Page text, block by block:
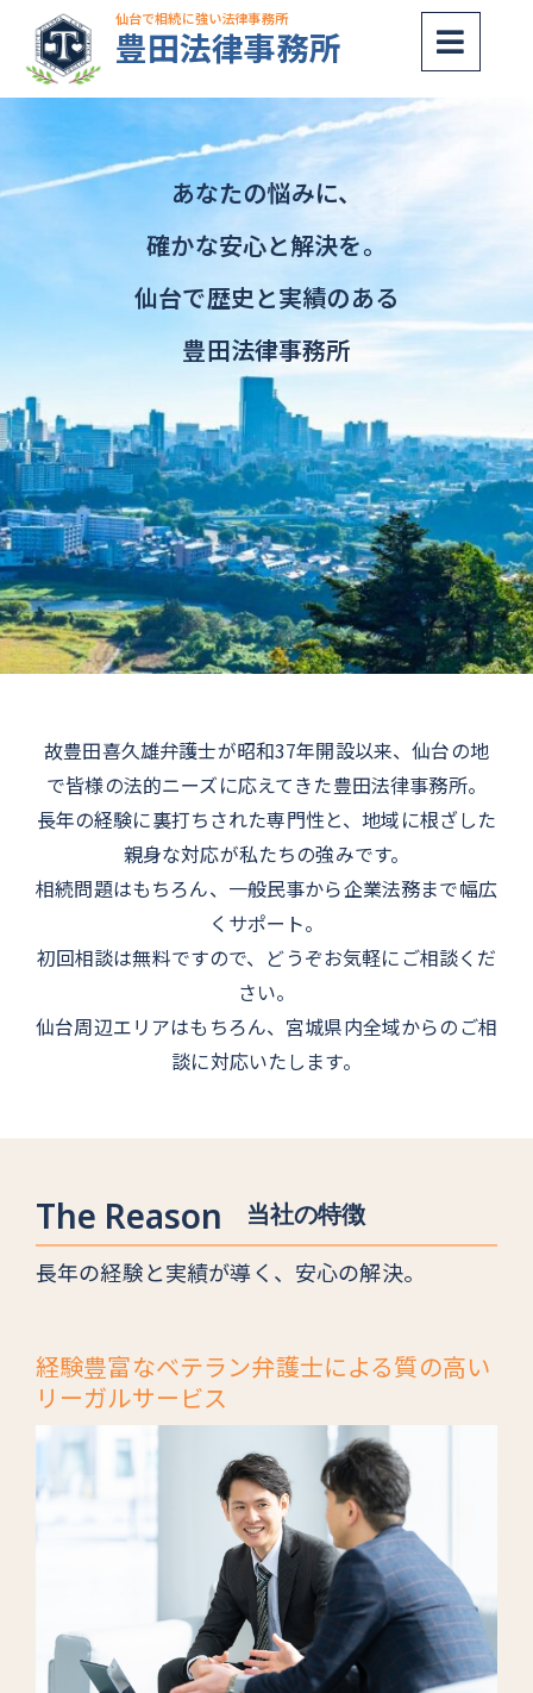
プ
仙台で相続に強い法律事務所
豊田法律事務所
あなたの悩みに、
確かな安心と解決を。
仙台で歴史と実績のある
豊田法律事務所
故豊田喜久雄弁護士が昭和37年開設以来、仙台の地
で皆様の法的ニーズに応えてきた豊田法律事務所。
長年の経験に裏打ちされた専門性と、地域に根ざした
親身な対応が私たちの強みです。
相続問題はもちろん、一般民事から企業法務まで幅広
くサポート。
初回相談は無料ですので、どうぞお気軽にご相談くだ
さい。
仙台周辺エリアはもちろん、宮城県内全域からのご相
談に対応いたします。
The Reason 当社の特徴
長年の経験と実績が導く、安心の解決。
経験豊富なベテラン弁護士による質の高い
リーガルサービス